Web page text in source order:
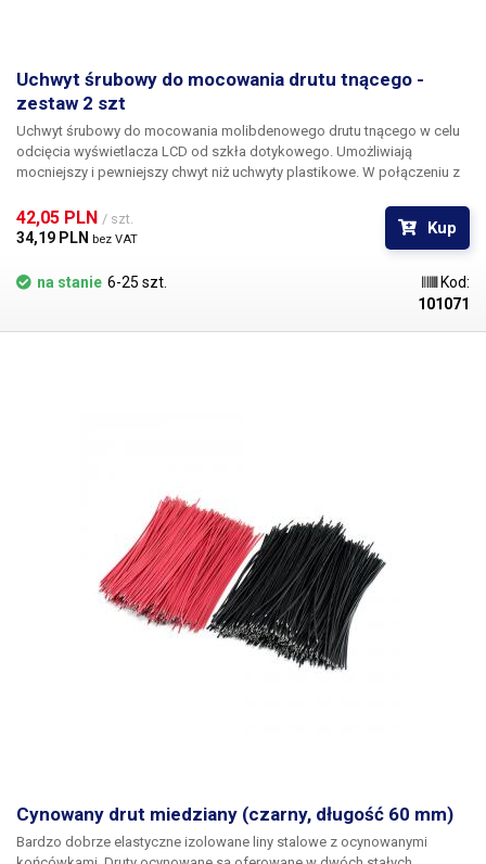
Uchwyt śrubowy do mocowania drutu tnącego -
zestaw 2 szt
Uchwyt śrubowy do mocowania molibdenowego drutu tnącego w celu
odcięcia wyświetlacza LCD od szkła dotykowego. Umożliwiają
mocniejszy i pewniejszy chwyt niż uchwyty plastikowe. W połączeniu z
służy do cięcia warstwy kleju między wyświetlaczem LCD a szkłem.
zestawie znajdują się 2 sztuki uchwytów drucianych
42,05 PLN / szt.
34,19 PLN bez VAT
Kup
na stanie 6-25 szt.
Kod:
101071
Cynowany drut miedziany (czarny, długość 60 mm)
Bardzo dobrze elastyczne izolowane liny stalowe z ocynowanymi